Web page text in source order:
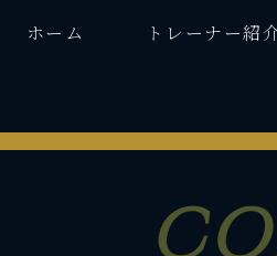
ホーム トレーナー紹